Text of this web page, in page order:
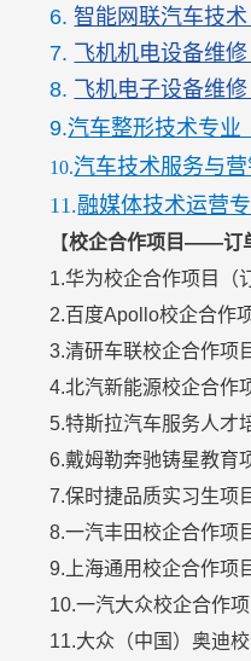
6. 智能网联汽车技术
7.
飞机机电设备维
8.
飞机电子设备维
9.汽车整形技术专业
10.汽车技术服务与营
11.融媒体技术运营
【校企合作项目——订
1.华为校企合作项目（
2.百度Apollo校企合作
3.清研车联校企合作项
4.北汽新能源校企合作
5.特斯拉汽车服务人才
6.戴姆勒奔驰铸星教育
7.保时捷品质实习生项
8.一汽丰田校企合作项
9.上海通用校企合作项
10.一汽大众校企合作
11.大众（中国）奥迪